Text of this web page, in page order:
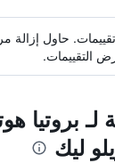
حاول إزالة
التقييمات.
لـ بروتيا
ليك